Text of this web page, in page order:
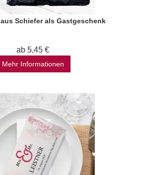
Schiefer als Gastgeschenk
ab 5,45 €
Mehr Informationen